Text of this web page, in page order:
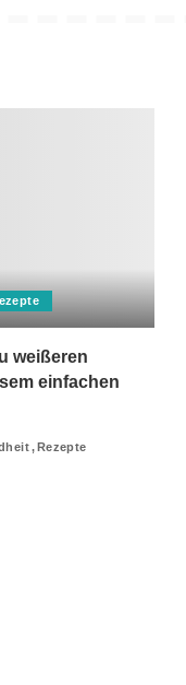
weißeren
einfachen
Rezepte